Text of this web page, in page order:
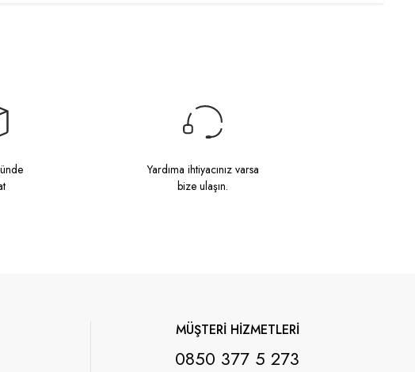
Yardıma ihtiyacınız varsa
bize ulaşın.
MÜŞTERİ HİZMETLERİ
0850 377 5 273